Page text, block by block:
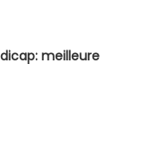
meilleure